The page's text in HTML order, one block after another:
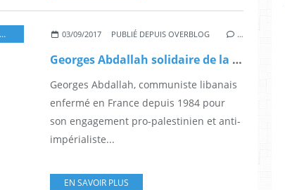
ANTI-RÉPRESSION
03/09/2017 PUBLIÉ DEPUIS OVERBLOG …
Georges Abdallah solidaire de la libération d'Ahmad Saadat !
Georges Abdallah, communiste libanais
enfermé en France depuis 1984 pour
son engagement pro-palestinien et anti-
impérialiste...
EN SAVOIR PLUS